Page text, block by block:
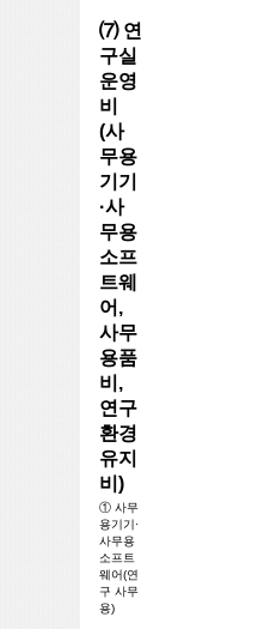
⑺ 연
구실
운영
비
(사
무용
기기
·사
무용
소프
트웨
어,
사무
용품
비,
연구
환경
유지
비)
① 사무
용기기·
사무용
소프트
웨어(연
구 사무
용)